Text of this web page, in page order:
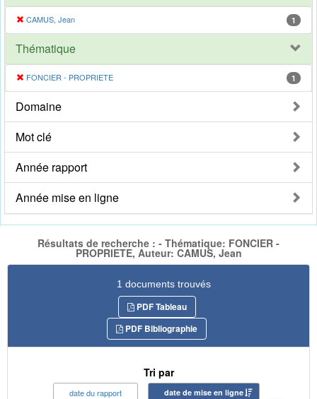
CAMUS, Jean 1
Thématique
FONCIER - PROPRIETE 1
Domaine
Mot clé
Année rapport
Année mise en ligne
Résultats de recherche : - Thématique: FONCIER -
PROPRIETE, Auteur: CAMUS, Jean
1 documents trouvés
PDF Tableau
PDF Bibliographie
Tri par
date du rapport date de mise en ligne